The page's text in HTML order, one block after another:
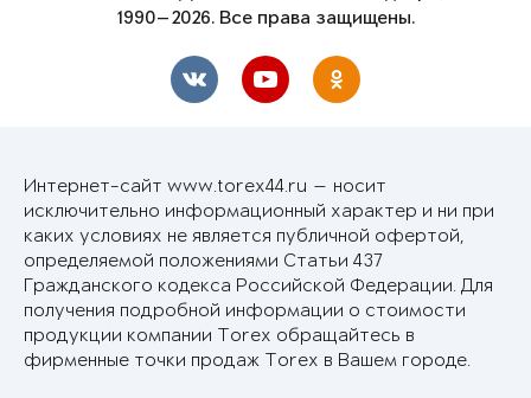
1990—2026. Все права защищены.
Интернет-сайт www.torex44.ru — носит
исключительно информационный характер и ни при
каких условиях не является публичной офертой,
определяемой положениями Статьи 437
Гражданского кодекса Российской Федерации. Для
получения подробной информации о стоимости
продукции компании Torex обращайтесь в
фирменные точки продаж Torex в Вашем городе.